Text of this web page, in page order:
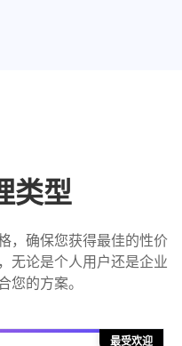
类型
，确保您获得最佳的性价
无论是个人用户还是企业
您的方案。
最受欢迎